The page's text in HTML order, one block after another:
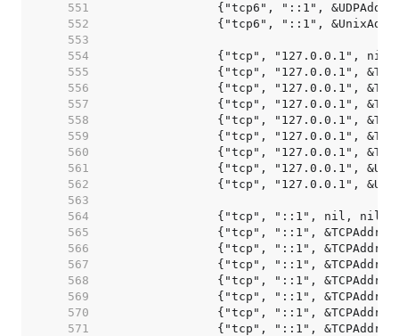
   551
   552
   553
   554
   555
   556
   557
   558
   559
   560
   561
   562
   563
   564
   565
   566
   567
   568
   569
   570
   571